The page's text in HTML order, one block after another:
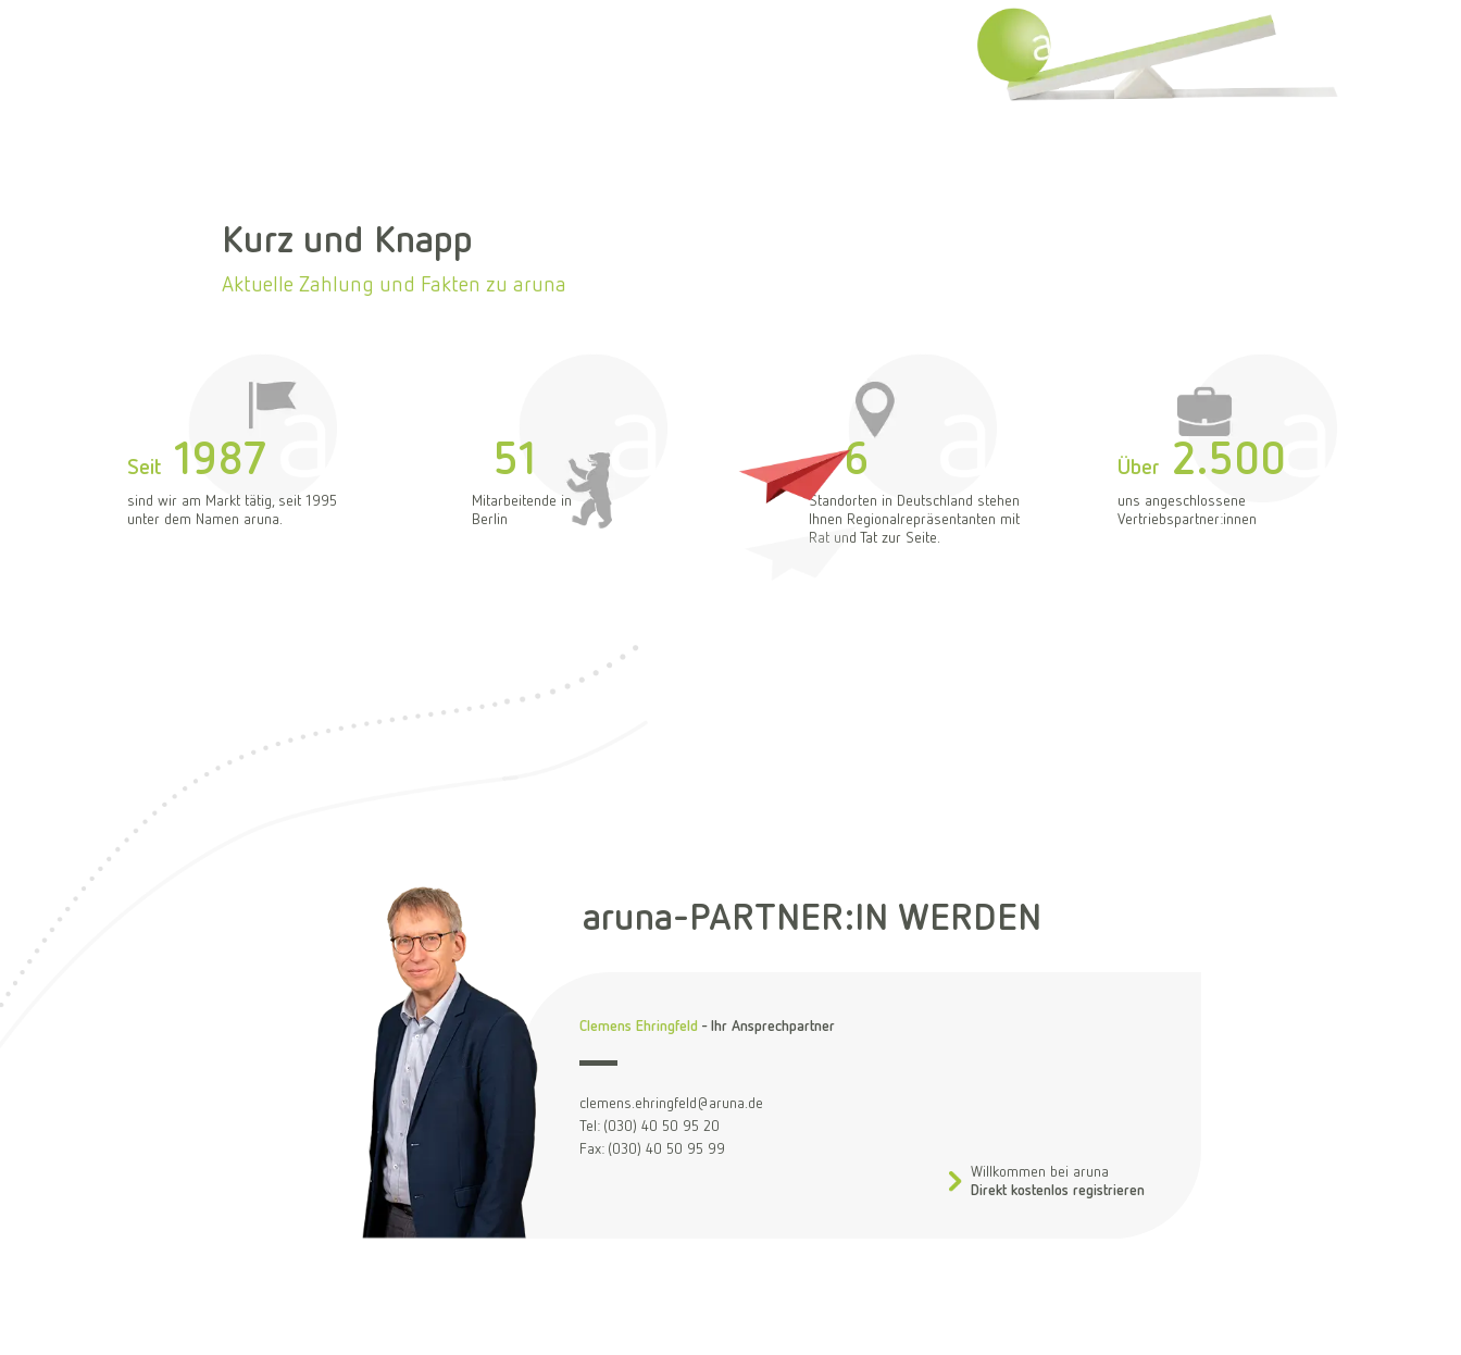
Kurz und Knapp
Aktuelle Zahlung und Fakten zu aruna
Seit 1987
sind wir am Markt tätig, seit 1995
unter dem Namen aruna.
51
Mitarbeitende in
Berlin
An6
Standorten in Deutschland stehen
Ihnen Regionalrepräsentanten mit
Rat und Tat zur Seite.
Über 2.500
uns angeschlossene
Vertriebspartner:innen
aruna-PARTNER:IN WERDEN
Clemens Ehringfeld - Ihr Ansprechpartner
clemens.ehringfeld@aruna.de
Tel: (030) 40 50 95 20
Fax: (030) 40 50 95 99
Willkommen bei aruna
Direkt kostenlos registrieren